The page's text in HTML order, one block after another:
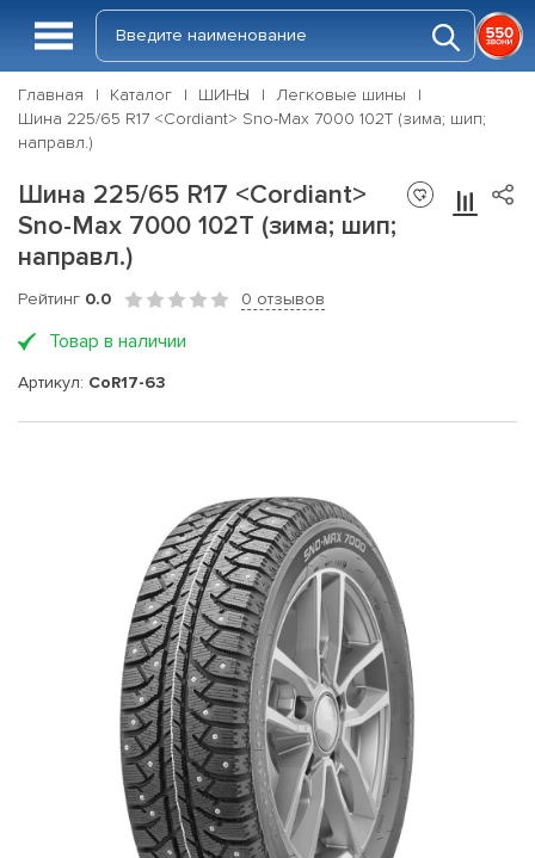
Главная Каталог ШИНЫ
Легковые шины
Шина 225/65 R17 <Cordiant> Sno-Max 7000 102T (зима; шип;
направл.)
Шина 225/65 R17 <Cordiant>
Sno-Max 7000 102T (зима; шип;
направл.)
Рейтинг 0.0 0 отзывов
Товар в наличии
Артикул: CoR17-63